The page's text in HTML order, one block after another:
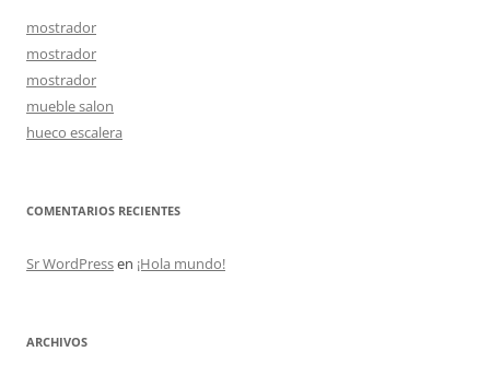
mostrador
mostrador
mostrador
mueble salon
hueco escalera
COMENTARIOS RECIENTES
Sr WordPressen ¡Hola mundo!
ARCHIVOS